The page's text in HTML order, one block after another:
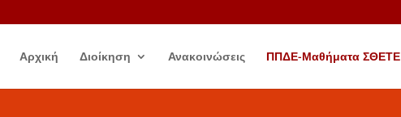
Αρχική Διοίκηση Ανακοινώσεις ΠΠΔΕ-Μαθήματα ΣΘΕΤΕ